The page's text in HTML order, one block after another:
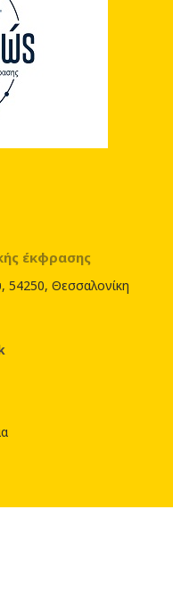
έκφρασης
54250, Θεσσαλονίκη